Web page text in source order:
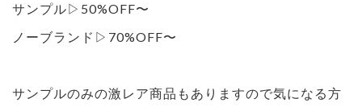
サンプル▷50%OFF〜
ノーブランド▷70%OFF〜
サンプルのみの激レア商品もありますので気になる方